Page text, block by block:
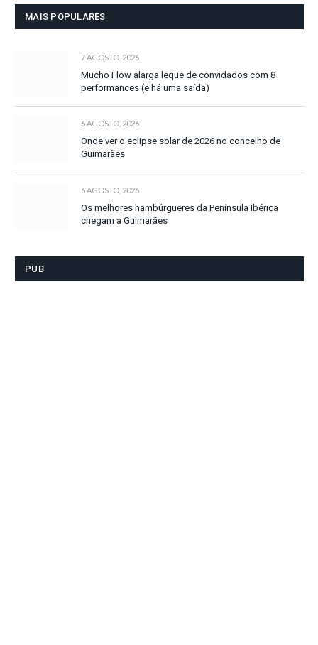
MAIS POPULARES
7 AGOSTO, 2026
Mucho Flow alarga leque de convidados com 8
performances (e há uma saída)
6 AGOSTO, 2026
Onde ver o eclipse solar de 2026 no concelho de
Guimarães
6 AGOSTO, 2026
Os melhores hambúrgueres da Península Ibérica
chegam a Guimarães
PUB